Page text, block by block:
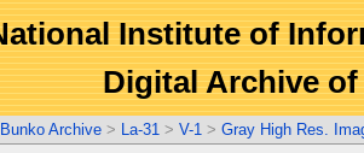
Institute of
Digital Archive
Archive > La-31 > V-1 > Gray High Res.